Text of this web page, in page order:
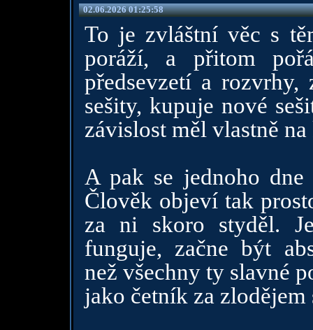
02.06.2026 01:25:58
To je zvláštní věc s
poráží, a přitom
předsevzetí a
sešity, kupuje nové
závislost měl vlastně
A pak se jednoho dne
Člověk objeví tak
za ni skoro styděl.
funguje, začne být
než všechny ty slavné
jako četník za zlodějem